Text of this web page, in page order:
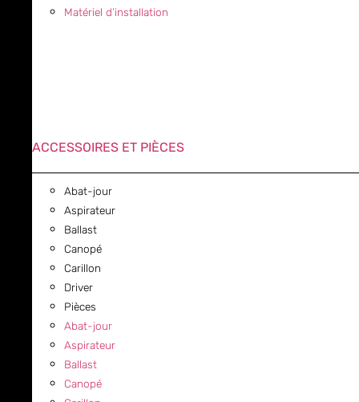
Matériel d’installation
ACCESSOIRES ET PIÈCES
Abat-jour
Aspirateur
Ballast
Canopé
Carillon
Driver
Pièces
Abat-jour
Aspirateur
Ballast
Canopé